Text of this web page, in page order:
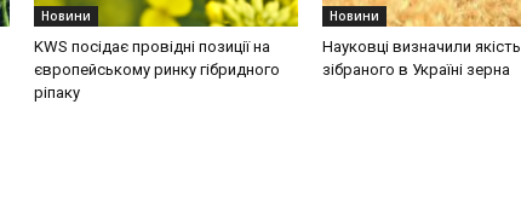
Новини
KWS посідає провідні позиції на
європейському ринку гібридного
ріпаку
Новини
Науковці визначили якість
зібраного в Україні зерна